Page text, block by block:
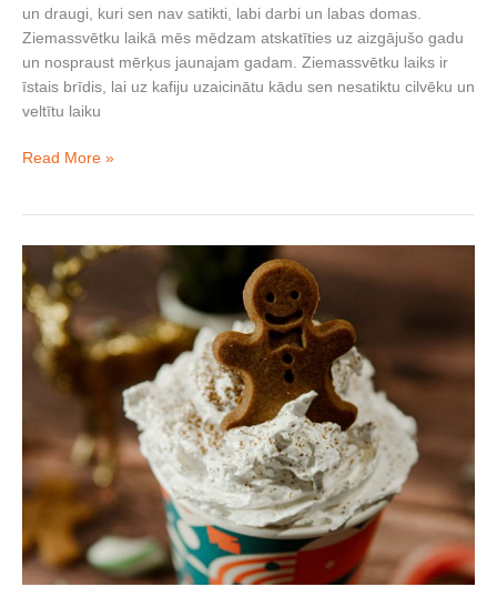
un draugi, kuri sen nav satikti, labi darbi un labas domas.
Ziemassvētku laikā mēs mēdzam atskatīties uz aizgājušo gadu
un nospraust mērķus jaunajam gadam. Ziemassvētku laiks ir
īstais brīdis, lai uz kafiju uzaicinātu kādu sen nesatiktu cilvēku un
veltītu laiku
Read More »
Ziemas
sezonas
gaidītākā
atgriešanās
Cappuccino